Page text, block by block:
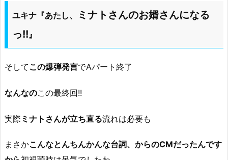
ユキナ『あたし、
ミナトさんのお婿さんになる
っ!!』
そして この爆弾発言でAパート終了
なんなのこの最終回!!
実際ミナトさんが立ち直る流れは必要も
まさかこんなとんちんかんな台詞、からのCMだったんです